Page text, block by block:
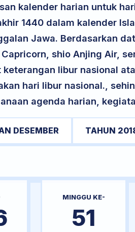
kalender harian untuk
1440 dalam kalender
Jawa. Berdasarkan
shio Anjing Air,
keterangan libur nasional
hari libur nasional.,
agenda harian,
DESEMBER TAHUN
MINGGU KE-
51